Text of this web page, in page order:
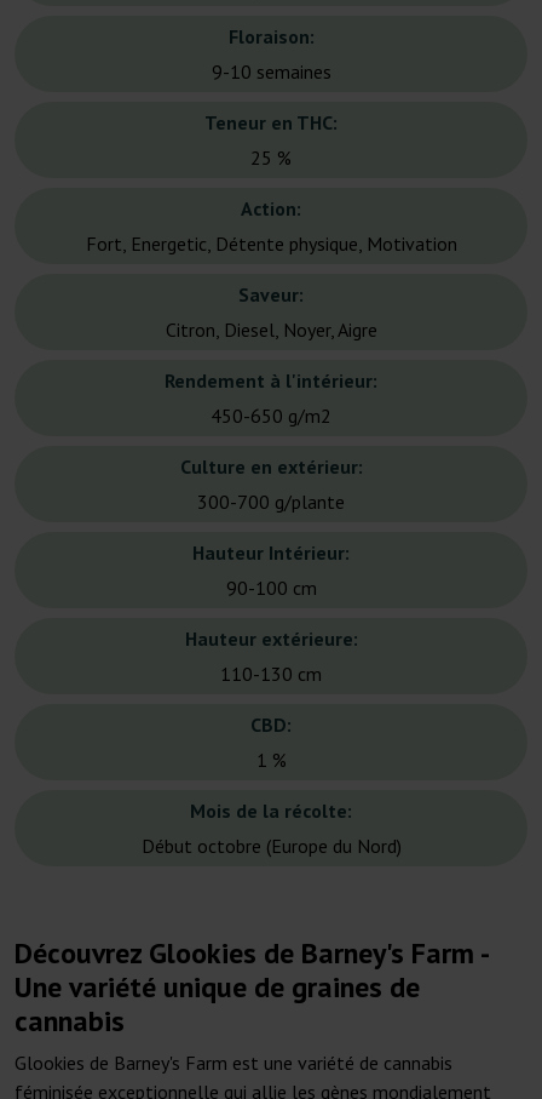
Floraison:
9-10 semaines
Teneur en THC:
25 %
Action:
Fort, Energetic, Détente physique, Motivation
Saveur:
Citron, Diesel, Noyer, Aigre
Rendement à l'intérieur:
450-650 g/m2
Culture en extérieur:
300-700 g/plante
Hauteur Intérieur:
90-100 cm
Hauteur extérieure:
110-130 cm
CBD:
1 %
Mois de la récolte:
Début octobre (Europe du Nord)
Découvrez Glookies de Barney's Farm -
Une variété unique de graines de
cannabis
Glookies de Barney's Farm est une variété de cannabis
féminisée exceptionnelle qui allie les gènes mondialement